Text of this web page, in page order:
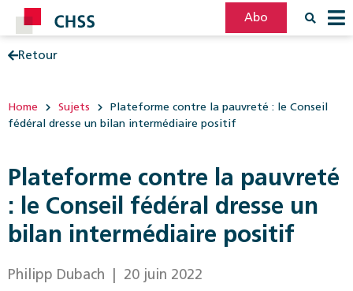
Abo
Retour
Home Sujets
Plateforme contre la pauvreté : le Conseil
fédéral dresse un bilan intermédiaire positif
Plateforme contre la pauvreté
: le Conseil fédéral dresse un
bilan intermédiaire positif
Philipp Dubach | 20 juin 2022